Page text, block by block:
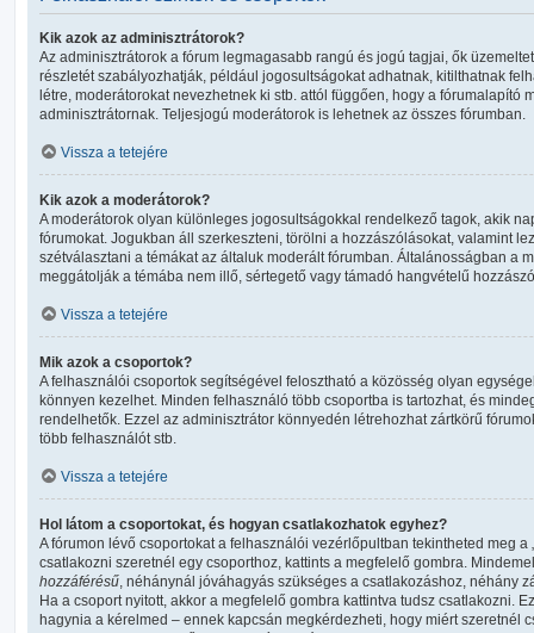
Kik azok az adminisztrátorok?
Az adminisztrátorok a fórum legmagasabb rangú és jogú tagjai, ők
részletét szabályozhatják, például jogosultságokat adhatnak, kitilthatnak
létre, moderátorokat nevezhetnek ki stb. attól függően, hogy a fórumalapító
adminisztrátornak. Teljesjogú moderátorok is lehetnek az összes fórumban.
Vissza a tetejére
Kik azok a moderátorok?
A moderátorok olyan különleges jogosultságokkal rendelkező tagok, akik
fórumokat. Jogukban áll szerkeszteni, törölni a hozzászólásokat, valamint
szétválasztani a témákat az általuk moderált fórumban. Általánosságban a
meggátolják a témába nem illő, sértegető vagy támadó hangvételű
Vissza a tetejére
Mik azok a csoportok?
A felhasználói csoportok segítségével felosztható a közösség olyan
könnyen kezelhet. Minden felhasználó több csoportba is tartozhat, és
rendelhetők. Ezzel az adminisztrátor könnyedén létrehozhat zártkörű
több felhasználót stb.
Vissza a tetejére
Hol látom a csoportokat, és hogyan csatlakozhatok egyhez?
A fórumon lévő csoportokat a felhasználói vezérlőpultban tekintheted meg a
csatlakozni szeretnél egy csoporthoz, kattints a megfelelő gombra.
hozzáférésű, néhánynál jóváhagyás szükséges a csatlakozáshoz, néhány
Ha a csoport nyitott, akkor a megfelelő gombra kattintva tudsz csatlakozni.
hagynia a kérelmed – ennek kapcsán megkérdezheti, hogy miért szeretnél